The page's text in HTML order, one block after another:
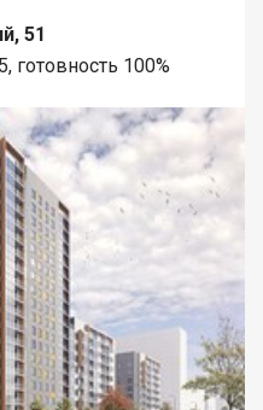
51
готовность 100%